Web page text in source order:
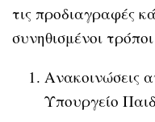
τις προδιαγραφές
συνηθισμένοι
Ανακοινώσεις
Υπουργείο